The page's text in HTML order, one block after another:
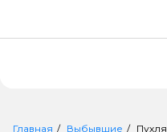
Главная Выбывшие Пухля